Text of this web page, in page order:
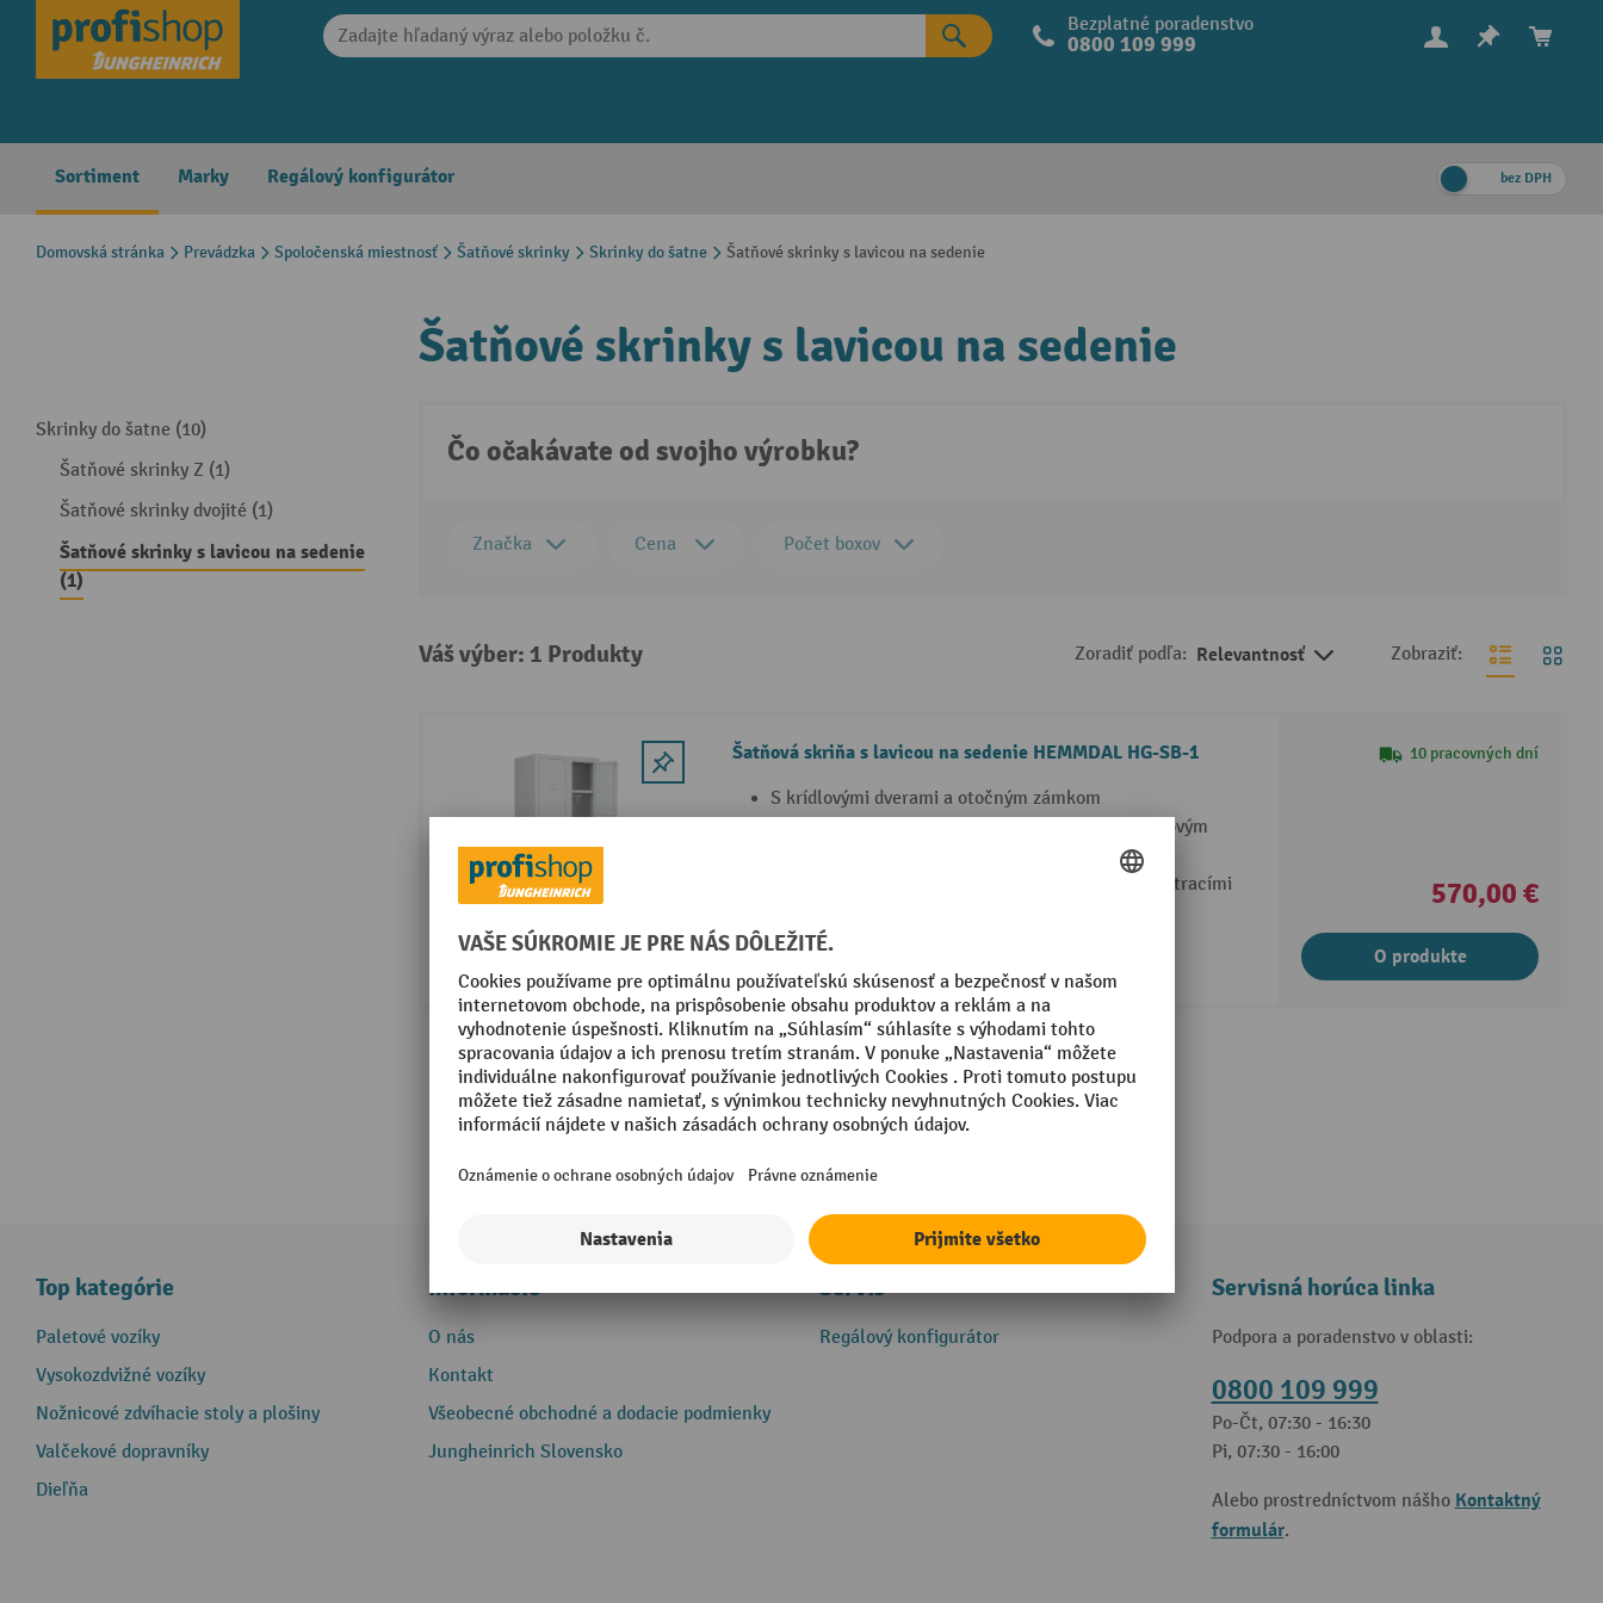
Skip to main navigation Bezplatné poradenstvo
0800 109 999
Sortiment Marky Regálový konfigurátor bez DPH
Domovská stránka Prevádzka Spoločenská miestnosť Šatňové skrinky Skrinky do šatne Šatňové skrinky s lavicou na sedenie
Skrinky do šatne (10)
Šatňové skrinky Z (1)
Šatňové skrinky dvojité (1)
Šatňové skrinky s lavicou na sedenie
(1)
Šatňové skrinky s lavicou na sedenie
Čo očakávate od svojho výrobku?
Značka Cena Počet boxov
Váš výber: 1 Produkty Zoradiť podľa: Relevantnosť Zobraziť:
Šatňová skriňa s lavicou na sedenie HEMMDAL HG-SB-1
S krídlovými dverami a otočným zámkom
Korpus privarený k podstavcu, s dverami a pružinovým
Predná strana dverí s rámčekom na menovku a vetracími
10 pracovných dní
570,00 €
O produkte
Top kategórie
Paletové vozíky
Vysokozdvižné vozíky
Nožnicové zdvíhacie stoly a plošiny
Valčekové dopravníky
Dieľňa
Informácie
O nás
Kontakt
Všeobecné obchodné a dodacie podmienky
Jungheinrich Slovensko
Servis
Regálový konfigurátor
Servisná horúca linka
Podpora a poradenstvo v oblasti:
0800 109 999
Po-Čt, 07:30 - 16:30
Pi, 07:30 - 16:00
Alebo prostredníctvom nášho Kontaktný
formulár.